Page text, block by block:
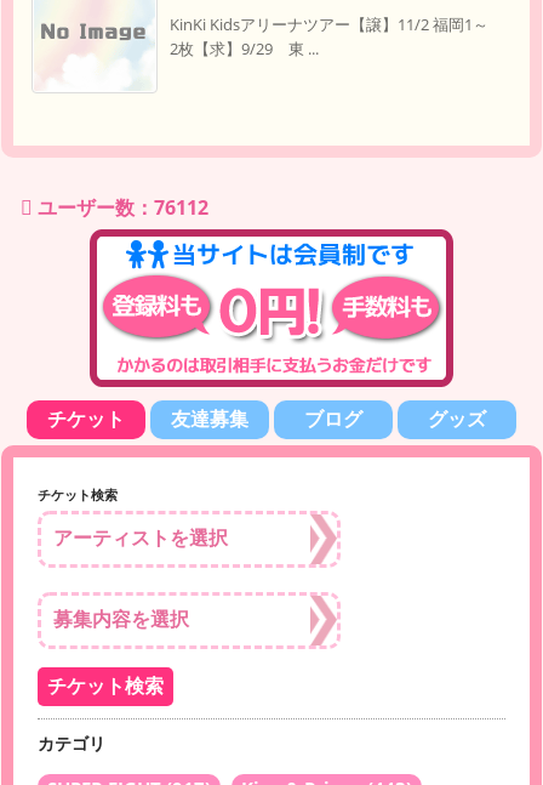
KinKi Kidsアリーナツアー【譲】11/2 福岡1～
2枚【求】9/29 東 ...
ユーザー数：76112
チケット 友達募集 ブログ グッズ
チケット検索
カテゴリ